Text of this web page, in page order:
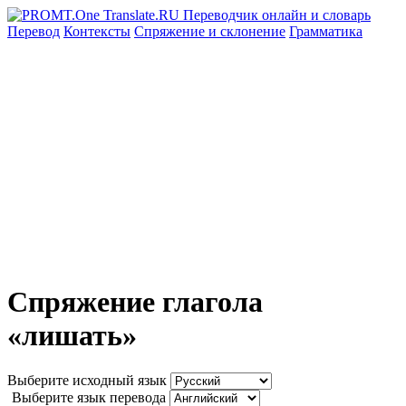
Перевод Контексты Спряжение и склонение Грамматика
Спряжение глагола
«лишать»
Выберите исходный язык
Выберите язык перевода